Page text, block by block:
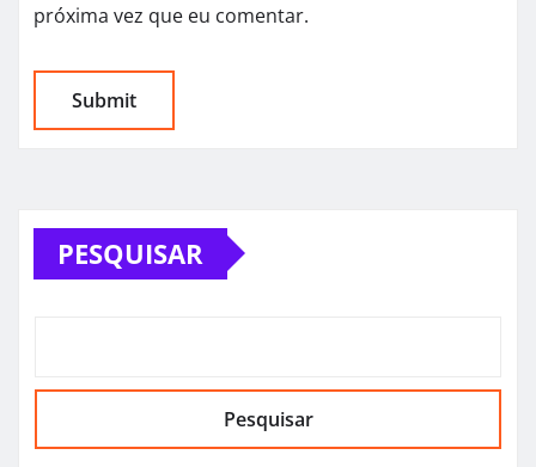
próxima vez que eu comentar.
PESQUISAR
Pesquisar